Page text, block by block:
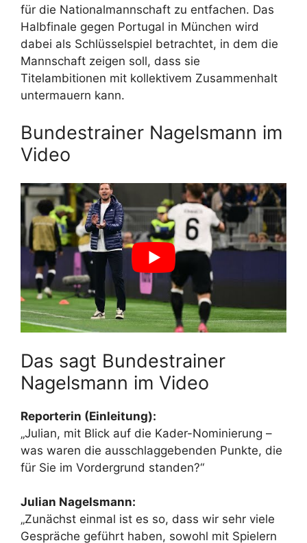
für die Nationalmannschaft zu entfachen. Das
Halbfinale gegen Portugal in München wird
dabei als Schlüsselspiel betrachtet, in dem die
Mannschaft zeigen soll, dass sie
Titelambitionen mit kollektivem Zusammenhalt
untermauern kann.
Bundestrainer Nagelsmann im
Video
Das sagt Bundestrainer
Nagelsmann im Video
Reporterin (Einleitung):
„Julian, mit Blick auf die Kader-Nominierung –
was waren die ausschlaggebenden Punkte, die
für Sie im Vordergrund standen?“
Julian Nagelsmann:
„Zunächst einmal ist es so, dass wir sehr viele
Gespräche geführt haben, sowohl mit Spielern